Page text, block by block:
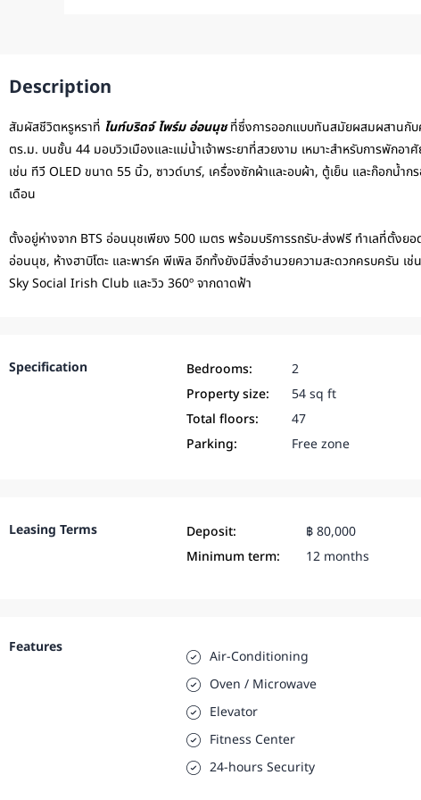
Description
สัมผัสชีวิตหรูหราที่ ไนท์บริดจ์ ไพร์ม อ่อนนุชที่ซึ่งการออกแบบทันสมัยผสมผสานกับ
ตร.ม. บนชั้น 44 มอบวิวเมืองและแม่น้ำเจ้าพระยาที่สวยงาม เหมาะสำหรับการพักอ
เช่น ทีวี OLED ขนาด 55 นิ้ว, ซาวด์บาร์, เครื่องซักผ้าและอบผ้า, ตู้เย็น และก๊อกน้ำ
เดือน
ตั้งอยู่ห่างจาก BTS อ่อนนุชเพียง 500 เมตร พร้อมบริการรถรับ-ส่งฟรี ทำเลที่ตั้งย
อ่อนนุช, ห้างฮาบิโตะ และพาร์ค พีเพิล อีกทั้งยังมีสิ่งอำนวยความสะดวกครบครัน เ
Sky Social Irish Club และวิว 360º จากดาดฟ้า
Specification Bedrooms:
2
Property size:
54 sq ft
Total floors:
47
Parking:
Free zone
Leasing Terms Deposit:
฿ 80,000
Minimum term:
12 months
Features
Air-Conditioning
Oven / Microwave
Elevator
Fitness Center
24-hours Security